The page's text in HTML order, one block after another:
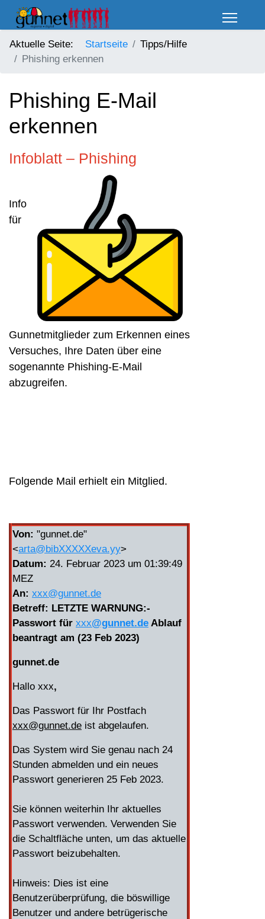
Aktuelle Seite: Startseite
Tipps/Hilfe
Phishing erkennen
Phishing E-Mail
erkennen
Infoblatt – Phishing
Info
für
Gunnetmitglieder zum Erkennen eines
Versuches, Ihre Daten über eine
sogenannte Phishing-E-Mail
abzugreifen.
Folgende Mail erhielt ein Mitglied.
Von: "gunnet.de"
<arta@bibXXXXXeva.yy>
Datum: 24. Februar 2023 um 01:39:49
MEZ
An: xxx@gunnet.de
Betreff: LETZTE WARNUNG:-
Passwort für xxx@gunnet.de Ablauf
beantragt am (23 Feb 2023)
gunnet.de
Hallo xxx,
Das Passwort für Ihr Postfach
xxx@gunnet.de ist abgelaufen.
Das System wird Sie genau nach 24
Stunden abmelden und ein neues
Passwort generieren 25 Feb 2023.
Sie können weiterhin Ihr aktuelles
Passwort verwenden. Verwenden Sie
die Schaltfläche unten, um das aktuelle
Passwort beizubehalten.
Hinweis: Dies ist eine
Benutzerüberprüfung, die böswillige
Benutzer und andere betrügerische